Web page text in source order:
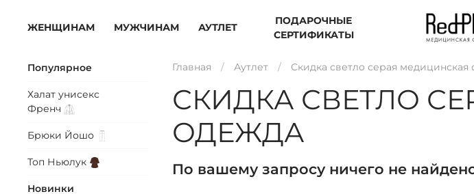
ЖЕНЩИНАМ МУЖЧИНАМ АУТЛЕТ
ПОДАРОЧНЫЕ
СЕРТИФИКАТЫ
Главная Аутлет Скидка светло серая медицинская
СКИДКА СВЕТЛО
ОДЕЖДА
По вашему запросу ничего не
Популярное
Халат унисекс
Френч
Брюки Йошо
Топ Ньюлук
Новинки